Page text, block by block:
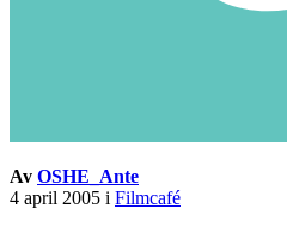
Av OSHE_Ante
4 april 2005 i Filmcafé